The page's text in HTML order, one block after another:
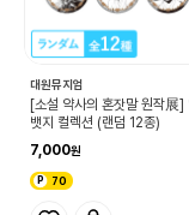
대원뮤지엄
[소설 약사의 혼잣말 원작展]
뱃지 컬렉션 (랜덤 12종)
7,000
70